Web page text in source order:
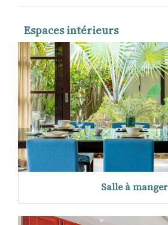
Espaces intérieurs
Salle à manger